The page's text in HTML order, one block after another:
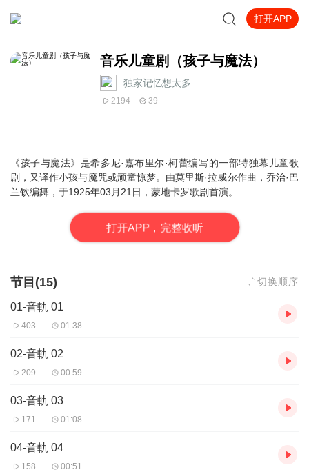
打开APP
音乐儿童剧（孩子与魔法）
独家记忆想太多
2194 39
《孩子与魔法》是希多尼·嘉布里尔·柯蕾编写的一部特独幕儿童歌
剧 ，又译作小孩与魔咒或顽童惊梦。由莫里斯·拉威尔作曲，乔治·巴
兰钦编舞，于1925年03月21日， 蒙地卡罗歌剧首演。
打开APP，完整收听
节目(15) 切换顺序
01-音軌 01
403 01:38
02-音軌 02
209 00:59
03-音軌 03
171 01:08
04-音軌 04
158 00:51